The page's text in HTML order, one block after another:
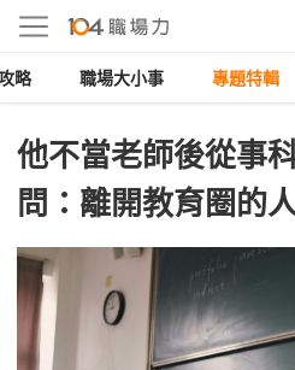
略 職場大小事 專題特輯
他不當老師後從事
問：離開教育圈的